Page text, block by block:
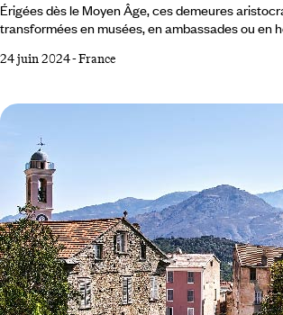
Érigées dès le Moyen Âge, ces demeures
transformées en musées, en ambassades ou en
arrondissement. Au calme et à l'abri des regards.
un logement à Paris, suffisamment grand pour
pas forcément mission impossible.
24 juin 2024-France